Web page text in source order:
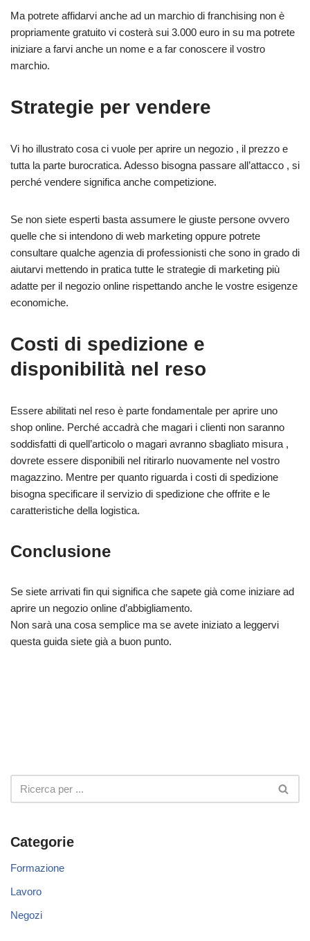
Ma potrete affidarvi anche ad un marchio di franchising non è
propriamente gratuito vi costerà sui 3.000 euro in su ma potrete
iniziare a farvi anche un nome e a far conoscere il vostro
marchio.
Strategie per vendere
Vi ho illustrato cosa ci vuole per aprire un negozio , il prezzo e
tutta la parte burocratica. Adesso bisogna passare all’attacco , si
perché vendere significa anche competizione.
Se non siete esperti basta assumere le giuste persone ovvero
quelle che si intendono di web marketing oppure potrete
consultare qualche agenzia di professionisti che sono in grado di
aiutarvi mettendo in pratica tutte le strategie di marketing più
adatte per il negozio online rispettando anche le vostre esigenze
economiche.
Costi di spedizione e
disponibilità nel reso
Essere abilitati nel reso è parte fondamentale per aprire uno
shop online. Perché accadrà che magari i clienti non saranno
soddisfatti di quell’articolo o magari avranno sbagliato misura ,
dovrete essere disponibili nel ritirarlo nuovamente nel vostro
magazzino. Mentre per quanto riguarda i costi di spedizione
bisogna specificare il servizio di spedizione che offrite e le
caratteristiche della logistica.
Conclusione
Se siete arrivati fin qui significa che sapete già come iniziare ad
aprire un negozio online d’abbigliamento.
Non sarà una cosa semplice ma se avete iniziato a leggervi
questa guida siete già a buon punto.
Categorie
Formazione
Lavoro
Negozi